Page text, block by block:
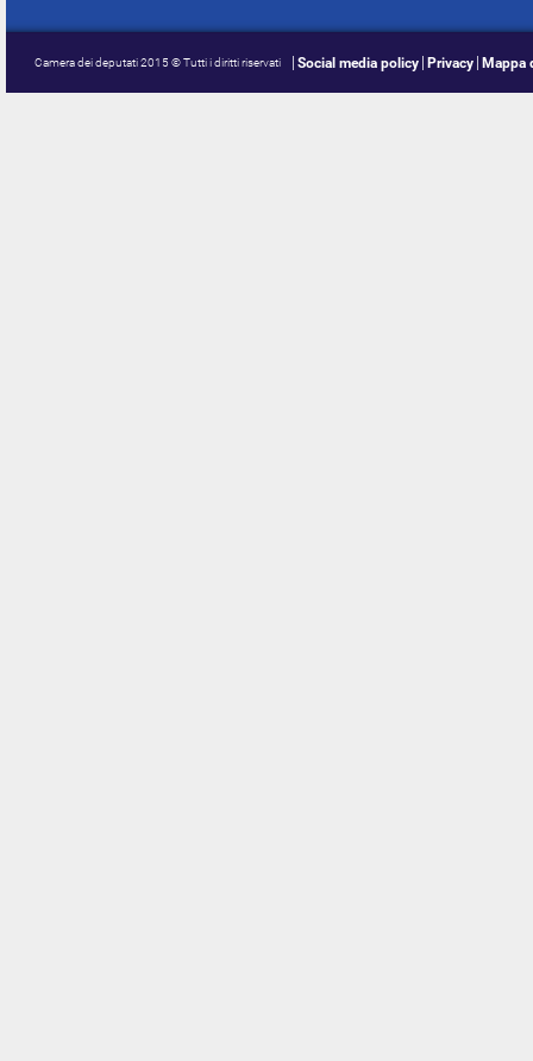
Camera dei deputati 2015 © Tutti i diritti riservati Social media policy Privacy Mappa